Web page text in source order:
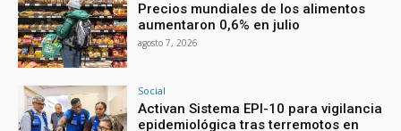
Precios mundiales de los alimentos
aumentaron 0,6% en julio
agosto 7, 2026
Social
Activan Sistema EPI-10 para vigilancia
epidemiológica tras terremotos en